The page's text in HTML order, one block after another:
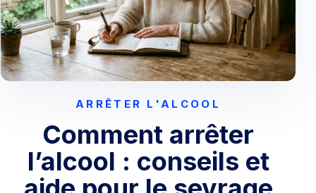
ARRÊTER L'ALCOOL
Comment arrêter
l’alcool : conseils et